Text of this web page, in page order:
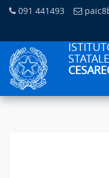
091 441493
STATALE